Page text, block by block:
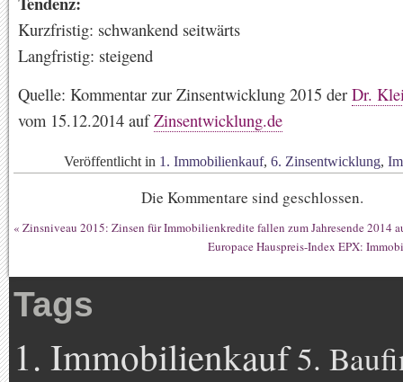
Kurzfristig: schwankend seitwärts
Langfristig: steigend
Quelle: Kommentar zur Zinsentwicklung 2015 der Dr.
vom 15.12.2014 aufZinsentwicklung.de
Veröffentlicht in 1. Immobilienkauf, 6. Zinsentwicklung,
Die Kommentare sind geschlossen.
« Zinsniveau 2015: Zinsen für Immobilienkredite fallen zum Jahresende 2014
Europace Hauspreis-Index EPX:
Tags
1. Immobilienkauf5.